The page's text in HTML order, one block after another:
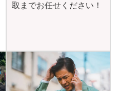
取までお任せください！